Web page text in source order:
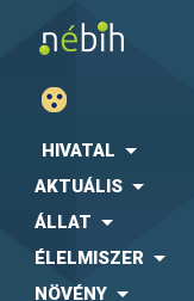
HIVATAL
AKTUÁLIS
ÁLLAT
ÉLELMISZER
NÖVÉNY